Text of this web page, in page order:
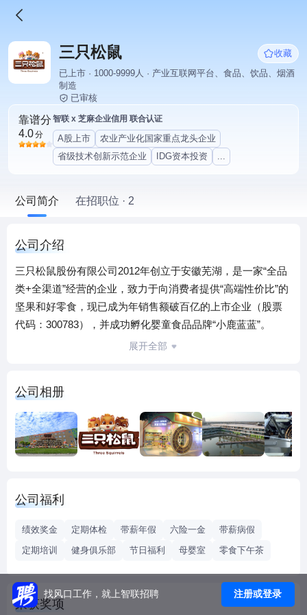
三只松鼠
收藏
已上市 · 1000-9999人 · 产业互联网平台、食品、饮品、烟酒
制造
已审核
靠谱分
4.0分
智联 x 芝麻企业信用 联合认证
A股上市
农业产业化国家重点龙头企业
省级技术创新示范企业
IDG资本投资 ...
公司简介 在招职位 · 2
公司介绍
三只松鼠股份有限公司2012年创立于安徽芜湖，是一家“全品
类+全渠道”经营的企业，致力于向消费者提供“高端性价比”的
坚果和好零食，现已成为年销售额破百亿的上市企业（股票
代码：300783），并成功孵化婴童食品品牌“小鹿蓝蓝”。
近年来，三只松鼠依托品牌、产品、物流及服务优势，先后
百年之际荣获“全国先进基层党组织”称号。 2024年，公司坚
定执行“高端性价比”总战略，立足长期可持续的高质量增长，
全面启动“业务、供应链和组织”的三大结构性变革。 在业务方
面，依托短视频电商成功打造量贩芒果干、水牛乳千层吐
类，打造超百款适配线下场景价格带的货盘，收购“爱零
打造“芜湖健康零食产业园”，正式进入零食供应链实现总成本
优势。 在组织方面，构建以消费者为中心、市场目标为导
向、渠道为牵引、内外部高度协同的小而美经营体“品销合
一”网络型组织，充分激活了组织潜能，形成了全新的组织活
展开全部
公司相册
公司福利
绩效奖金 定期体检 带薪年假 六险一金
带薪病假
定期培训
健身俱乐部 节日福利 母婴室 零食下午茶
荣获奖项
找风口工作，就上智联招聘 注册或登录